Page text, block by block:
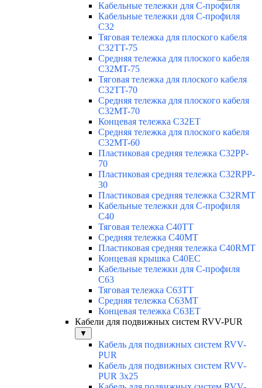
Кабельные тележки для С-профиля
Кабельные тележки для С-профиля
C32
Тяговая тележка для плоского кабеля
C32TT-75
Средняя тележка для плоского кабеля
C32MT-75
Тяговая тележка для плоского кабеля
C32TT-70
Средняя тележка для плоского кабеля
C32MT-70
Концевая тележка C32ET
Средняя тележка для плоского кабеля
C32MT-60
Пластиковая средняя тележка C32PP-
70
Пластиковая средняя тележка C32RPP-
30
Пластиковая средняя тележка C32RMT
Кабельные тележки для С-профиля
C40
Тяговая тележка C40TT
Средняя тележка C40MT
Пластиковая средняя тележка C40RMT
Концевая крышка C40EC
Кабельные тележки для С-профиля
C63
Тяговая тележка C63TT
Средняя тележка C63MT
Концевая тележка C63ET
Кабели для подвижных систем RVV-PUR
▼
Кабель для подвижных систем RVV-
PUR
Кабель для подвижных систем RVV-
PUR 3x25